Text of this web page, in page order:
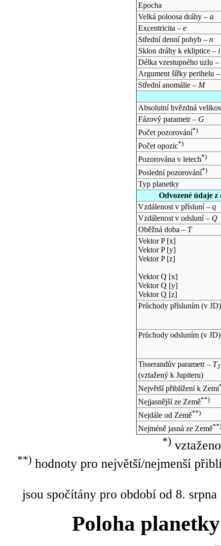
Epocha
Velká poloosa dráhy – a
Excentricita – e
Střední denní pohyb – n
Sklon dráhy k ekliptice – i
Délka vzestupného uzlu –
Argument šířky perihelu
Střední anomálie – M
Absolutní hvězdná
Fázový parametr – G
Počet pozorování*)
Počet opozic*)
Pozorována v letech*)
Poslední pozorování*)
Typ planetky
Odvozené údaje
Vzdálenost v přísluní – q
Vzdálenost v odsluní – Q
Oběžná doba – T
Vektor P [x]
Vektor P [y]
Vektor P [z]
Vektor Q [x]
Vektor Q [y]
Vektor Q [z]
Průchody přísluním (v JD)
Průchody odsluním (v JD)
Tisserandův parametr – TJ
(vztažený k Jupiteru)
Největší přiblížení k Zemi
Nejjasnější ze Země**)
Nejdále od Země**)
Nejméně jasná ze Země**)
*)
**)hodnoty pro největší/nejmenší
jsou spočítány pro období od 8.
Poloha